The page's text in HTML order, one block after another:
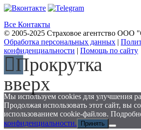
Все Контакты
© 2005-2025 Страховое агентство ООО
Обработка персональных данных
конфиденциальности
Помощь по сайту
Прокрутка
вверх
Мы используем cookies для улучшения
Продолжая использовать этот сайт, вы
использованием cookie-файлов.
конфиденциальности.
Принять